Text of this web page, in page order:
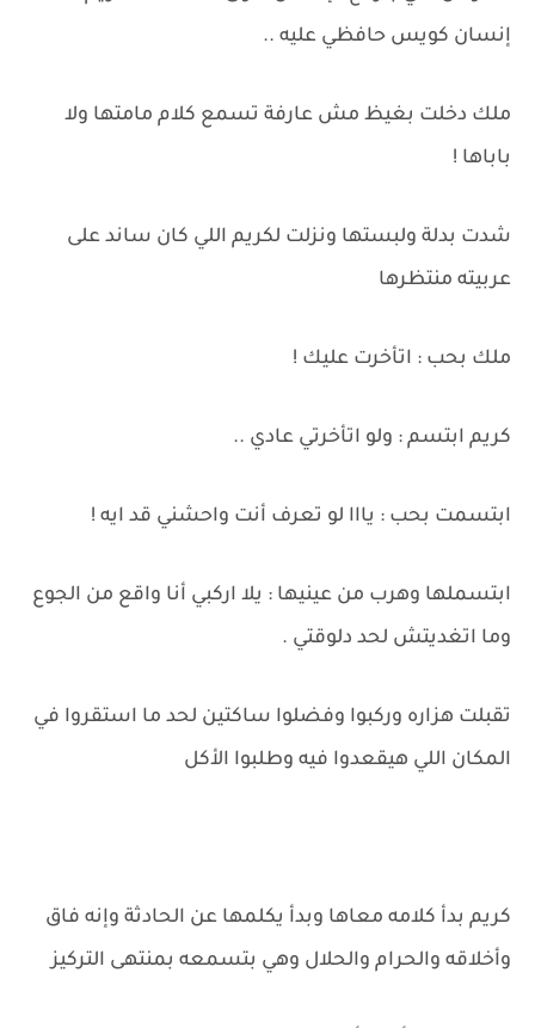
إنسان كويس حافظي عليه ..
ملك دخلت بغيظ مش عارفة تسمع كلام مامتها ولا
باباها !
شدت بدلة ولبستها ونزلت لكريم اللي كان ساند على
عربيته منتظرها
ملك بحب : اتأخرت عليك !
كريم ابتسم : ولو اتأخرتي عادي ..
ابتسمت بحب : يااا لو تعرف أنت واحشني قد ايه !
ابتسملها وهرب من عينيها : يلا اركبي أنا واقع من الجوع
وما اتغديتش لحد دلوقتي .
تقبلت هزاره وركبوا وفضلوا ساكتين لحد ما استقروا في
المكان اللي هيقعدوا فيه وطلبوا الأكل
كريم بدأ كلامه معاها وبدأ يكلمها عن الحادثة وإنه فاق
وأخلاقه والحرام والحلال وهي بتسمعه بمنتهى التركيز